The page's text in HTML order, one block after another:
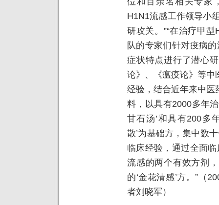
H1N1流感工作领导小
研攻关。”“在治疗甲
队的专家们针对疫病
症状特点进行了潜心
论》、《瘟疫论》等中
经验，结合近年来中医
料，以具有2000多年
甘石汤’和具有200多
散’为基础方，集中数
临床经验，通过全面
流感的两个有效方剂
的‘金花清感’方。”（
者刘晓军）